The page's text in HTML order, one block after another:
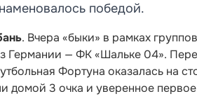
победой.
. Вчера «быки» в рамках
Германии — ФК «Шальке 04».
Фортуна оказалась на
домой 3 очка и уверенное